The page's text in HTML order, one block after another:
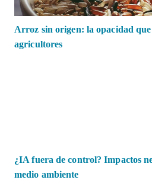
Arroz sin origen: la opacidad
agricultores
¿IA fuera de control? Impactos
medio ambiente